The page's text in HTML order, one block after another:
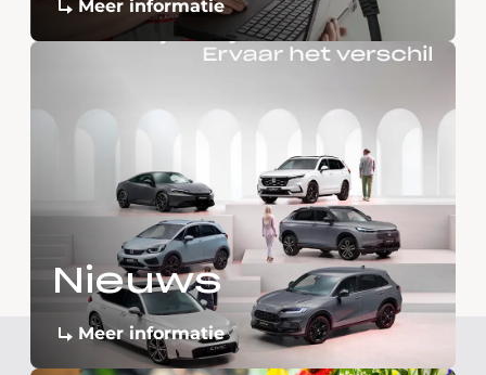
Meer informatie
Nieuws
Meer informatie